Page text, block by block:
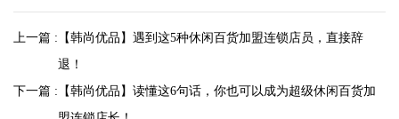
上一篇 : 【韩尚优品】遇到这5种休闲百货加盟连锁店员，直接辞
退！
下一篇 : 【韩尚优品】读懂这6句话，你也可以成为超级休闲百货加